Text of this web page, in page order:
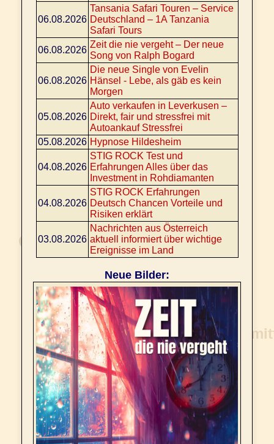
06.08.2026
Tansania Safari Touren – Service
Deutschland – 1A Tanzania
Safari Tours
06.08.2026
Zeit die nie vergeht – Der neue
Song von Ralph Bogard
06.08.2026
Die neue Single von Evelin
Hänsel - Lebe, als gäb es kein
Morgen
05.08.2026
Auto verkaufen in Leverkusen –
Direkt, fair und stressfrei mit
Autoankauf Stressfrei
05.08.2026 Hypnose Hildesheim
04.08.2026
STIG ROCK Test und
Erfahrungen Alles über das
Investment in Rohdiamanten
04.08.2026
STIG ROCK Erfahrungen
Deutsch Chancen Vorteile und
Risiken erklärt
03.08.2026
Nachrichten aus Österreich
aktuell informiert über wichtige
Ereignisse im Land
Neue Bilder: